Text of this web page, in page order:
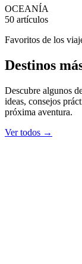
OCEANÍA
50 artículos
Favoritos de los
Destinos
Descubre algunos
ideas, consejos
próxima aventura.
Ver todos →